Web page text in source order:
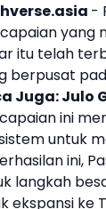
-
yang
itu telah
berpusat
Juga:Julo
ini
untuk
ini,
langkah
ekspansi ke